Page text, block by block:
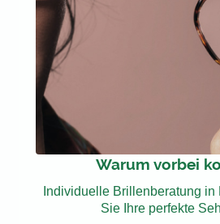
Warum vorbei
Individuelle Brillenberatung in
Sie Ihre perfekte